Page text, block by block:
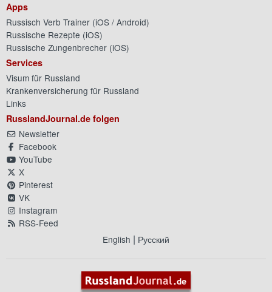
Apps
Russisch Verb Trainer (iOS / Android)
Russische Rezepte (iOS)
Russische Zungenbrecher (iOS)
Services
Visum für Russland
Krankenversicherung für Russland
Links
RusslandJournal.de folgen
Newsletter
Facebook
YouTube
X
Pinterest
VK
Instagram
RSS-Feed
English | Русский